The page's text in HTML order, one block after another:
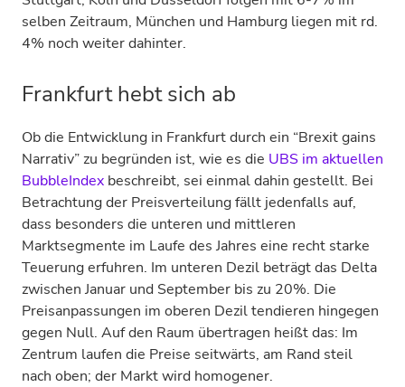
selben Zeitraum, München und Hamburg liegen mit rd.
4% noch weiter dahinter.
Frankfurt hebt sich ab
Ob die Entwicklung in Frankfurt durch ein “Brexit gains
Narrativ” zu begründen ist, wie es die UBS im aktuellen
BubbleIndex beschreibt, sei einmal dahin gestellt. Bei
Betrachtung der Preisverteilung fällt jedenfalls auf,
dass besonders die unteren und mittleren
Marktsegmente im Laufe des Jahres eine recht starke
Teuerung erfuhren. Im unteren Dezil beträgt das Delta
zwischen Januar und September bis zu 20%. Die
Preisanpassungen im oberen Dezil tendieren hingegen
gegen Null. Auf den Raum übertragen heißt das: Im
Zentrum laufen die Preise seitwärts, am Rand steil
nach oben; der Markt wird homogener.